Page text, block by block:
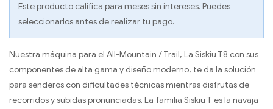
Este producto califica para meses sin intereses. Puedes
seleccionarlos antes de realizar tu pago.
Nuestra máquina para el All-Mountain / Trail, La Siskiu T8 con sus
componentes de alta gama y diseño moderno, te da la solución
para senderos con dificultades técnicas mientras disfrutas de
recorridos y subidas pronunciadas. La familia Siskiu T es la navaja